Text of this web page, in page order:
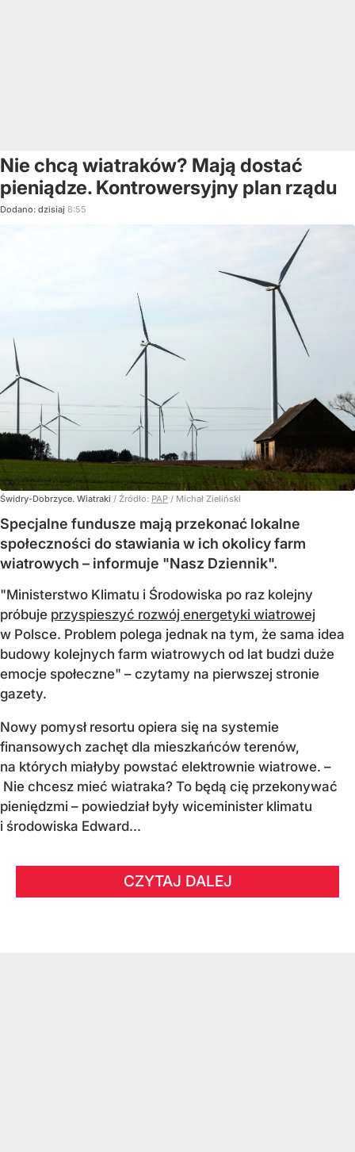
Nie chcą wiatraków? Mają dostać
pieniądze. Kontrowersyjny plan rządu
Dodano: dzisiaj 8:55
Świdry-Dobrzyce. Wiatraki / Źródło: PAP / Michał Zieliński
Specjalne fundusze mają przekonać lokalne
społeczności do stawiania w ich okolicy farm
wiatrowych – informuje "Nasz Dziennik".
"Ministerstwo Klimatu i Środowiska po raz kolejny
próbuje przyspieszyć rozwój energetyki wiatrowej
w Polsce. Problem polega jednak na tym, że sama idea
budowy kolejnych farm wiatrowych od lat budzi duże
emocje społeczne" – czytamy na pierwszej stronie
gazety.
Nowy pomysł resortu opiera się na systemie
finansowych zachęt dla mieszkańców terenów,
na których miałyby powstać elektrownie wiatrowe. –
Nie chcesz mieć wiatraka? To będą cię przekonywać
pieniędzmi – powiedział były wiceminister klimatu
i środowiska Edward...
CZYTAJ DALEJ